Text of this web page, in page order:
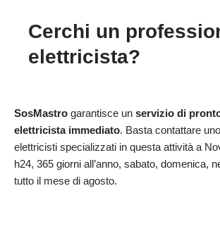
Cerchi un
elettricista?
SosMastro garantisce un servizio di
elettricista immediato. Basta contattare
elettricisti specializzati in questa attività a
h24, 365 giorni all’anno, sabato, domenica,
tutto il mese di agosto.